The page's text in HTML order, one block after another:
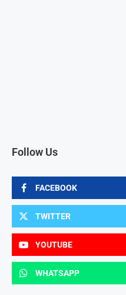
Follow Us
FACEBOOK
TWITTER
YOUTUBE
WHATSAPP